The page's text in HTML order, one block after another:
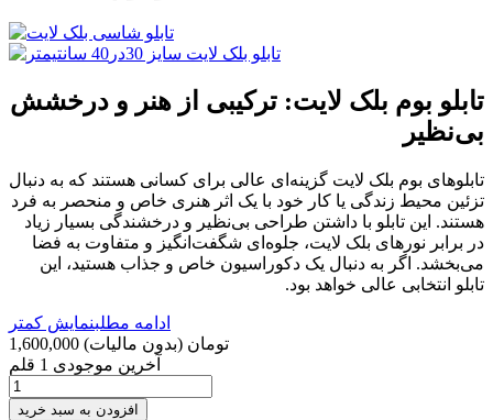
تابلو بوم بلک لایت: ترکیبی از هنر و درخشش
بی‌نظیر
تابلوهای بوم بلک لایت گزینه‌ای عالی برای کسانی هستند که به دنبال
تزئین محیط زندگی یا کار خود با یک اثر هنری خاص و منحصر به فرد
هستند. این تابلو با داشتن طراحی بی‌نظیر و درخشندگی بسیار زیاد
در برابر نورهای بلک لایت، جلوه‌ای شگفت‌انگیز و متفاوت به فضا
می‌بخشد. اگر به دنبال یک دکوراسیون خاص و جذاب هستید، این
تابلو انتخابی عالی خواهد بود.
ادامه مطلبنمایش کمتر
1,600,000 تومان (بدون مالیات)
آخرین موجودی 1 قلم
افزودن به سبد خرید